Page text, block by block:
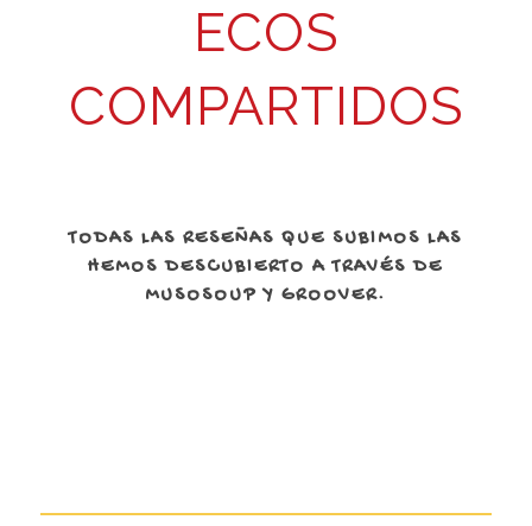
ECOS
COMPARTIDOS
TODAS LAS RESEÑAS QUE SUBIMOS LAS
HEMOS DESCUBIERTO A TRAVÉS DE
MUSOSOUP Y GROOVER.